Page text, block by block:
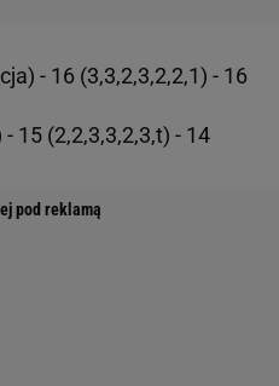
- 16 (3,3,2,3,2,2,1) - 16
15 (2,2,3,3,2,3,t) - 14